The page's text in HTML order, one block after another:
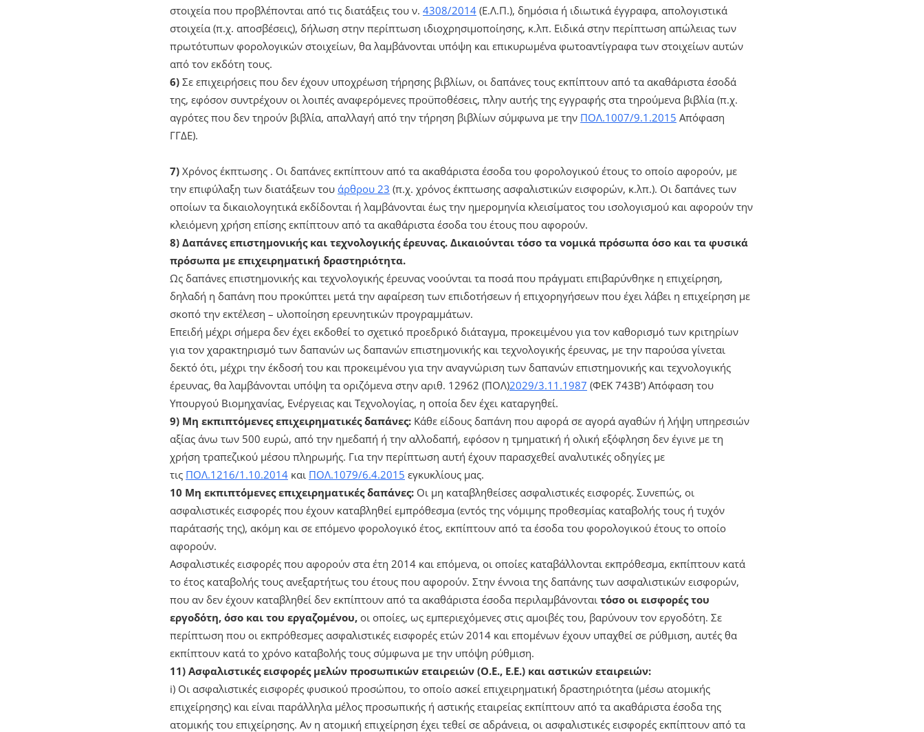
στοιχεία που προβλέπονται από τις διατάξεις του ν. 4308/2014 (Ε.Λ.Π.), δημόσια ή ιδιωτικά έγγραφα, απολογιστικά
στοιχεία (π.χ. αποσβέσεις), δήλωση στην περίπτωση ιδιοχρησιμοποίησης, κ.λπ. Ειδικά στην περίπτωση απώλειας των
πρωτότυπων φορολογικών στοιχείων, θα λαμβάνονται υπόψη και επικυρωμένα φωτοαντίγραφα των στοιχείων αυτών
από τον εκδότη τους.
6) Σε επιχειρήσεις που δεν έχουν υποχρέωση τήρησης βιβλίων, οι δαπάνες τους εκπίπτουν από τα ακαθάριστα έσοδά
της, εφόσον συντρέχουν οι λοιπές αναφερόμενες προϋποθέσεις, πλην αυτής της εγγραφής στα τηρούμενα βιβλία (π.χ.
αγρότες που δεν τηρούν βιβλία, απαλλαγή από την τήρηση βιβλίων σύμφωνα με την ΠΟΛ.1007/9.1.2015 Απόφαση
ΓΓΔΕ).
7) Χρόνος έκπτωσης . Οι δαπάνες εκπίπτουν από τα ακαθάριστα έσοδα του φορολογικού έτους το οποίο αφορούν, με
την επιφύλαξη των διατάξεων του άρθρου 23 (π.χ. χρόνος έκπτωσης ασφαλιστικών εισφορών, κ.λπ.). Οι δαπάνες των
οποίων τα δικαιολογητικά εκδίδονται ή λαμβάνονται έως την ημερομηνία κλεισίματος του ισολογισμού και αφορούν την
κλειόμενη χρήση επίσης εκπίπτουν από τα ακαθάριστα έσοδα του έτους που αφορούν.
8) Δαπάνες επιστημονικής και τεχνολογικής έρευνας. Δικαιούνται τόσο τα νομικά πρόσωπα όσο και τα φυσικά
πρόσωπα με επιχειρηματική δραστηριότητα.
Ως δαπάνες επιστημονικής και τεχνολογικής έρευνας νοούνται τα ποσά που πράγματι επιβαρύνθηκε η επιχείρηση,
δηλαδή η δαπάνη που προκύπτει μετά την αφαίρεση των επιδοτήσεων ή επιχορηγήσεων που έχει λάβει η επιχείρηση με
σκοπό την εκτέλεση – υλοποίηση ερευνητικών προγραμμάτων.
Επειδή μέχρι σήμερα δεν έχει εκδοθεί το σχετικό προεδρικό διάταγμα, προκειμένου για τον καθορισμό των κριτηρίων
για τον χαρακτηρισμό των δαπανών ως δαπανών επιστημονικής και τεχνολογικής έρευνας, με την παρούσα γίνεται
δεκτό ότι, μέχρι την έκδοσή του και προκειμένου για την αναγνώριση των δαπανών επιστημονικής και τεχνολογικής
έρευνας, θα λαμβάνονται υπόψη τα οριζόμενα στην αριθ. 12962 (ΠΟΛ)2029/3.11.1987 (ΦΕΚ 743Β’) Απόφαση του
Υπουργού Βιομηχανίας, Ενέργειας και Τεχνολογίας, η οποία δεν έχει καταργηθεί.
9) Μη εκπιπτόμενες επιχειρηματικές δαπάνες: Κάθε είδους δαπάνη που αφορά σε αγορά αγαθών ή λήψη υπηρεσιών
αξίας άνω των 500 ευρώ, από την ημεδαπή ή την αλλοδαπή, εφόσον η τμηματική ή ολική εξόφληση δεν έγινε με τη
χρήση τραπεζικού μέσου πληρωμής. Για την περίπτωση αυτή έχουν παρασχεθεί αναλυτικές οδηγίες με
τις ΠΟΛ.1216/1.10.2014 και ΠΟΛ.1079/6.4.2015 εγκυκλίους μας.
10 Μη εκπιπτόμενες επιχειρηματικές δαπάνες: Οι μη καταβληθείσες ασφαλιστικές εισφορές. Συνεπώς, οι
ασφαλιστικές εισφορές που έχουν καταβληθεί εμπρόθεσμα (εντός της νόμιμης προθεσμίας καταβολής τους ή τυχόν
παράτασής της), ακόμη και σε επόμενο φορολογικό έτος, εκπίπτουν από τα έσοδα του φορολογικού έτους το οποίο
αφορούν.
Ασφαλιστικές εισφορές που αφορούν στα έτη 2014 και επόμενα, οι οποίες καταβάλλονται εκπρόθεσμα, εκπίπτουν κατά
το έτος καταβολής τους ανεξαρτήτως του έτους που αφορούν. Στην έννοια της δαπάνης των ασφαλιστικών εισφορών,
που αν δεν έχουν καταβληθεί δεν εκπίπτουν από τα ακαθάριστα έσοδα περιλαμβάνονται τόσο οι εισφορές του
εργοδότη, όσο και του εργαζομένου, οι οποίες, ως εμπεριεχόμενες στις αμοιβές του, βαρύνουν τον εργοδότη. Σε
περίπτωση που οι εκπρόθεσμες ασφαλιστικές εισφορές ετών 2014 και επομένων έχουν υπαχθεί σε ρύθμιση, αυτές θα
εκπίπτουν κατά το χρόνο καταβολής τους σύμφωνα με την υπόψη ρύθμιση.
11) Ασφαλιστικές εισφορές μελών προσωπικών εταιρειών (Ο.Ε., Ε.Ε.) και αστικών εταιρειών:
i) Οι ασφαλιστικές εισφορές φυσικού προσώπου, το οποίο ασκεί επιχειρηματική δραστηριότητα (μέσω ατομικής
επιχείρησης) και είναι παράλληλα μέλος προσωπικής ή αστικής εταιρείας εκπίπτουν από τα ακαθάριστα έσοδα της
ατομικής του επιχείρησης. Αν η ατομική επιχείρηση έχει τεθεί σε αδράνεια, οι ασφαλιστικές εισφορές εκπίπτουν από τα